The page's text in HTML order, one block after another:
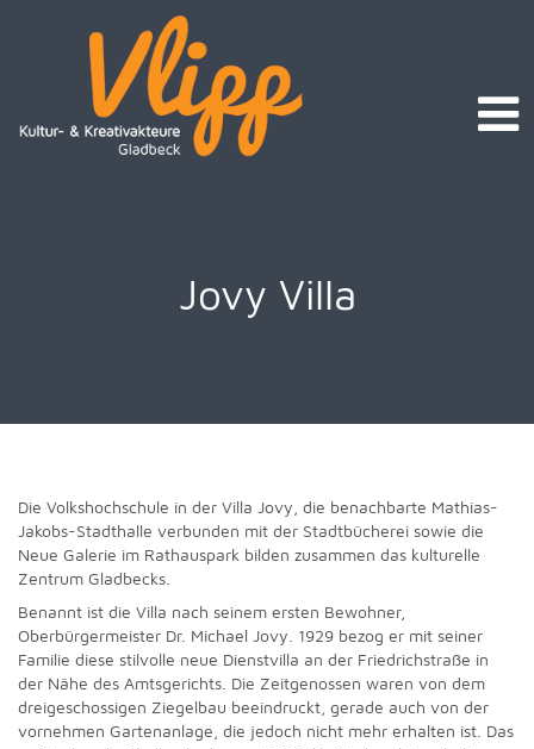
Jovy Villa
Die Volkshochschule in der Villa Jovy, die benachbarte Mathias-
Jakobs-Stadthalle verbunden mit der Stadtbücherei sowie die
Neue Galerie im Rathauspark bilden zusammen das kulturelle
Zentrum Gladbecks.
Benannt ist die Villa nach seinem ersten Bewohner,
Oberbürgermeister Dr. Michael Jovy. 1929 bezog er mit seiner
Familie diese stilvolle neue Dienstvilla an der Friedrichstraße in
der Nähe des Amtsgerichts. Die Zeitgenossen waren von dem
dreigeschossigen Ziegelbau beeindruckt, gerade auch von der
vornehmen Gartenanlage, die jedoch nicht mehr erhalten ist. Das